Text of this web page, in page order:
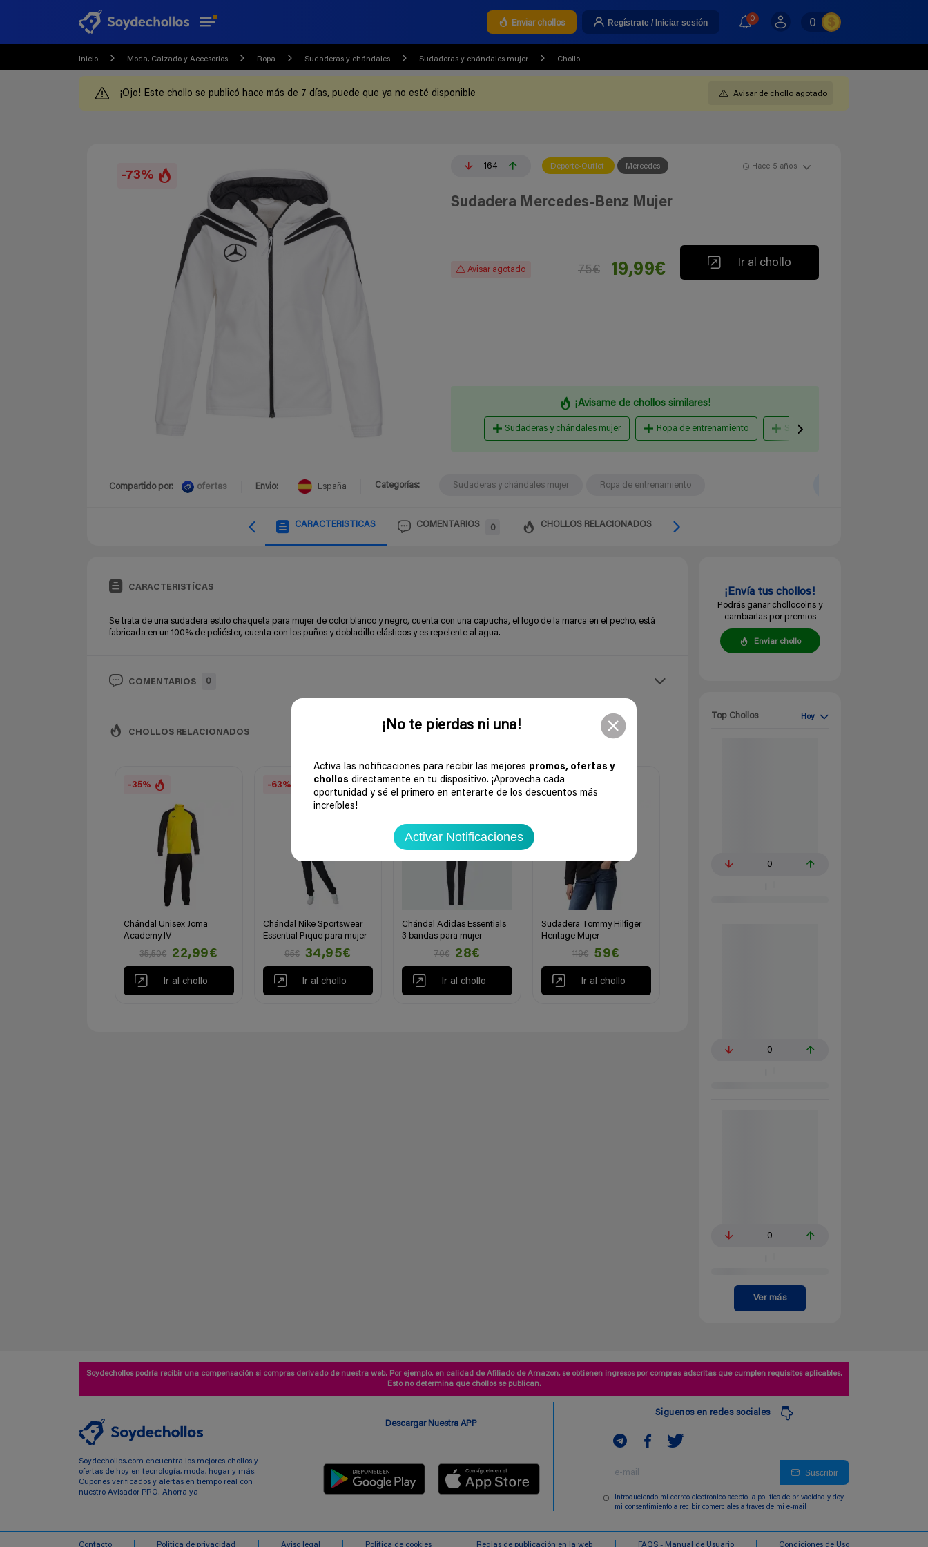
¡No te pierdas ni una!
Activa las notificaciones para recibir las mejores promos, ofertas y
chollos directamente en tu dispositivo. ¡Aprovecha cada
oportunidad y sé el primero en enterarte de los descuentos más
increíbles!
Activar Notificaciones
Enviar chollos Regístrate / Iniciar sesión 0 0
Inicio Moda, Calzado y Accesorios Ropa Sudaderas y chándales Sudaderas y chándales mujer Chollo
¡Ojo! Este chollo se publicó hace más de 7 días, puede que ya no esté disponible Avisar de chollo agotado
-73%
164 Deporte-Outlet Mercedes Hace 5 años
Sudadera Mercedes-Benz Mujer
Avisar agotado 75€ 19,99€ Ir al chollo
¡Avisame de chollos similares!
Sudaderas y chándales mujer Ropa de entrenamiento Sudaderas y chándales hombre
Compartido por: ofertas Envio: España Categorías: Sudaderas y chándales mujer Ropa de entrenamiento
CARACTERISTICAS COMENTARIOS 0 CHOLLOS RELACIONADOS
CARACTERISTÍCAS
Se trata de una sudadera estilo chaqueta para mujer de color blanco y negro, cuenta con una capucha, el logo de la marca en el pecho, está
fabricada en un 100% de poliéster, cuenta con los puños y dobladillo elásticos y es repelente al agua.
COMENTARIOS 0
CHOLLOS RELACIONADOS
-35%
Chándal Unisex Joma
Academy IV
35,50€
22,99€
Ir al chollo
-63%
Chándal Nike Sportswear
Essential Pique para mujer
95€
34,95€
Ir al chollo
-60%
Chándal Adidas Essentials
3 bandas para mujer
70€
28€
Ir al chollo
-50%
Sudadera Tommy Hilfiger
Heritage Mujer
119€
59€
Ir al chollo
¡Envía tus chollos!
Podrás ganar chollocoins y
cambiarlas por premios
Enviar chollo
Top Chollos Hoy
0
0
0
Ver más
Soydechollos podría recibir una compensación si compras derivado de nuestra web. Por ejemplo, en calidad de Afiliado de Amazon, se obtienen ingresos por compras adscritas que cumplen requisitos aplicables.
Esto no determina que chollos se publican.
Soydechollos.com encuentra los mejores chollos y
ofertas de hoy en tecnología, moda, hogar y más.
Cupones verificados y alertas en tiempo real con
nuestro Avisador PRO. Ahorra ya
Descargar Nuestra APP
Siguenos en redes sociales
Suscribir
Introduciendo mi correo electronico acepto la politica de privacidad y doy
mi consentimiento a recibir comerciales a traves de mi e-mail
Contacto Politica de privacidad Aviso legal Politica de cookies Reglas de publicación en la web FAQS - Manual de Usuario Condiciones de Uso